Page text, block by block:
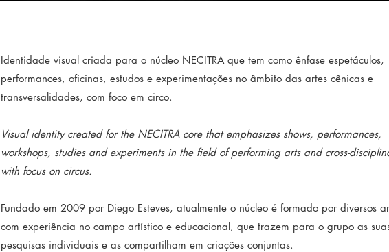
Identidade visual criada para o núcleo NECITRA que tem como ênfase espetáculos,
performances, oficinas, estudos e experimentações no âmbito das artes cênicas e
transversalidades, com foco em circo.
Visual identity created for the NECITRA core that emphasizes shows, performances,
workshops, studies and experiments in the field of performing arts and cross-
with focus on circus.
Fundado em 2009 por Diego Esteves, atualmente o núcleo é formado por diversos
com experiência no campo artístico e educacional, que trazem para o grupo as
pesquisas individuais e as compartilham em criações conjuntas.